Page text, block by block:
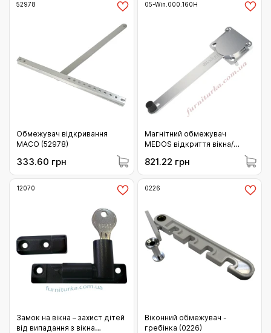
52978
Обмежувач відкривання
MACO (52978)
333.60 грн
05-Win.000.160H
Магнітний обмежувач
MEDOS відкриття вікна/
(05-Win.000.160H)
821.22 грн
12070
Замок на вікна – захист дітей
від випадання з вікна
0226
Віконний обмежувач -
гребінка (0226)